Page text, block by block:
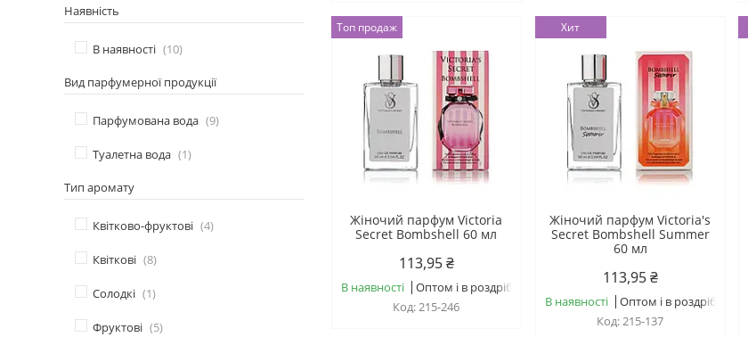
Топ продаж
Жіночий парфум Victoria
Secret Bombshell 60 мл
113,95 ₴
В наявності
Оптом і в роздріб
215-246
Хит
Жіночий парфум Victoria's
Secret Bombshell Summer
60 мл
113,95 ₴
В наявності
Оптом і в роздріб
215-137
Наявність
В наявності 10
Вид парфумерної продукції
Парфумована вода 9
Туалетна вода 1
Тип аромату
Квітково-фруктові 4
Квіткові 8
Солодкі 1
Фруктові 5